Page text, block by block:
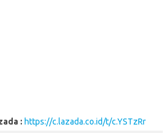
: https://c.lazada.co.id/t/c.YSTzRr